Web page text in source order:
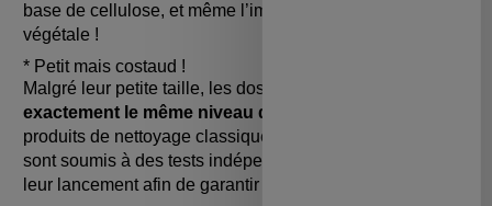
base de cellulose, et même l’impression se fait à encre
végétale !
* Petit mais costaud !
Malgré leur petite taille, les dosettes vous offrent
exactement le même niveau d’efficacité
produits de nettoyage classiques. Tous leurs produits
sont soumis à des tests indépendants par des tiers avant
leur lancement afin de garantir leur efficacité.